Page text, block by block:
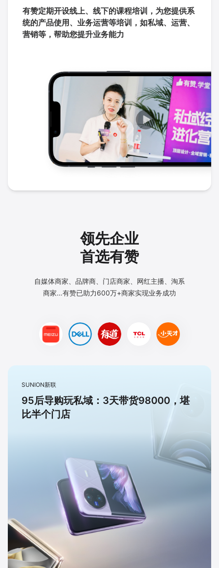
有赞定期开设线上、线下的课程培训，为您提供系
统的产品使用、业务运营等培训，如私域、运营、
营销等，帮助您提升业务能力
领先企业
首选有赞
自媒体商家、品牌商、门店商家、网红主播、淘系
商家…有赞已助力600万+商家实现业务成功
SUNION新联
95后导购玩私域：3天带货98000，堪
比半个门店